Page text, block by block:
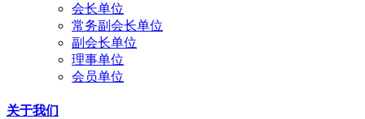
会长单位
常务副会长单位
副会长单位
理事单位
会员单位
关于我们